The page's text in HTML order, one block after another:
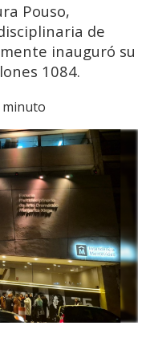
Pouso,
de
inauguró su
1084.
minuto